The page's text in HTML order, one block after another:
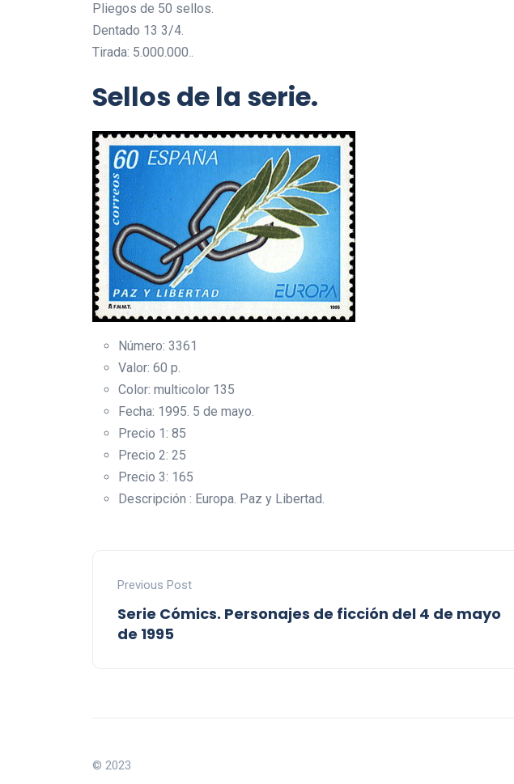
Pliegos de 50 sellos.
Dentado 13 3/4.
Tirada: 5.000.000..
Sellos de la serie.
Número: 3361
Valor: 60 p.
Color: multicolor 135
Fecha: 1995. 5 de mayo.
Precio 1: 85
Precio 2: 25
Precio 3: 165
Descripción : Europa. Paz y Libertad.
Previous Post
Serie Cómics. Personajes de ficción del 4 de mayo
de 1995
© 2023